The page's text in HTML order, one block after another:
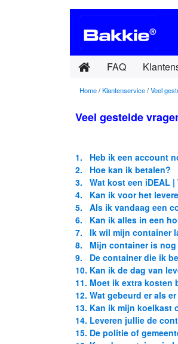
FAQ
Home/Klantenservice/Veel
Veel gestelde
1. Heb ik een account
2. Hoe kan ik betalen?
3. Wat kost een iDEAL |
4. Kan ik voor het
5. Als ik vandaag een
6. Kan ik alles in een
7. Ik wil mijn container
8. Mijn container is nog
9. De container die ik
10. Kan ik de dag van
11. Moet ik extra kosten
12. Wat gebeurd er als
13. Kan ik mijn koelkast
14. Leveren jullie de
15. De politie of